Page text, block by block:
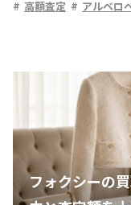
高額査定
アルベロ
フォクシーの